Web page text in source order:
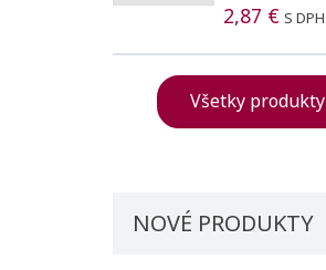
2,87 € S DPH
Všetky produkty
NOVÉ PRODUKTY